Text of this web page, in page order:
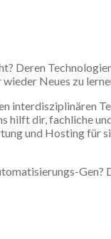
Deren
Neues zu
interdisziplinären
hilft dir, fachliche
und Hosting